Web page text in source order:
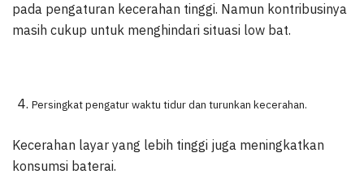
pada pengaturan kecerahan tinggi. Namun kontribusinya
masih cukup untuk menghindari situasi low bat.
Persingkat pengatur waktu tidur dan turunkan kecerahan.
Kecerahan layar yang lebih tinggi juga meningkatkan
konsumsi baterai.